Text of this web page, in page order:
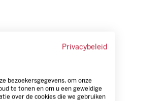
Privacybeleid
bezoekersgegevens, om onze
te tonen en om u een geweldige
over de cookies die we gebruiken